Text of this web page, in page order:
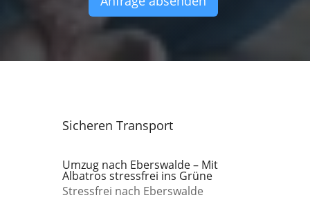
Sicheren Transport
Umzug nach Eberswalde – Mit
Albatros stressfrei ins Grüne
Stressfrei nach Eberswalde